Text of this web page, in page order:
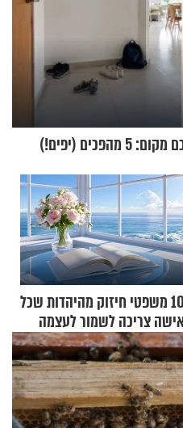
הפינות הריקות בבית מבזבזות לכם מקום: 5 מהפכים (יפים!)
10 משפטי חיזוק מהיהדות שכל
צריכה לשמור לעצמה